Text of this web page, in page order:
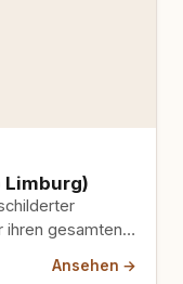
Limburg)
ihren gesamten
Ansehen →